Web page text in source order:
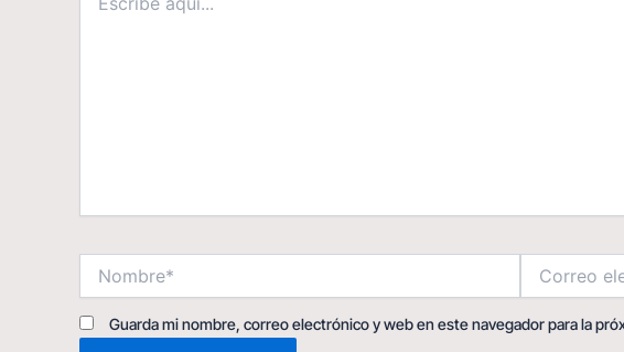
aquí...
electrónico*
Guarda mi nombre, correo electrónico y web en este navegador para la